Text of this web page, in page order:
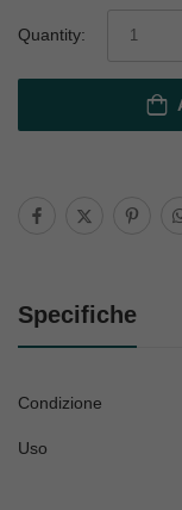
Quantity:
Specifiche
Condizione
Uso